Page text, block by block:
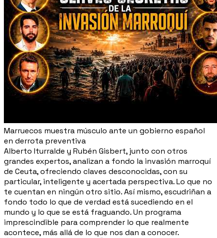
Marruecos muestra músculo ante un gobierno español
en derrota preventiva
Alberto Iturralde y Rubén Gisbert, junto con otros
grandes expertos, analizan a fondo la invasión marroquí
de Ceuta, ofreciendo claves desconocidas, con su
particular, inteligente y acertada perspectiva. Lo que no
te cuentan en ningún otro sitio. Así mismo, escudriñan a
fondo todo lo que de verdad está sucediendo en el
mundo y lo que se está fraguando. Un programa
imprescindible para comprender lo que realmente
acontece, más allá de lo que nos dan a conocer.